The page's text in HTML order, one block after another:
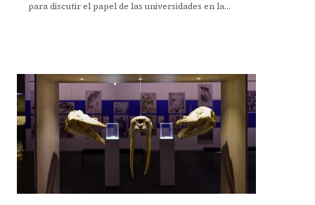
para discutir el papel de las universidades en la